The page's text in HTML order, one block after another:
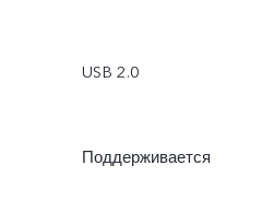
USB 2.0
Поддерживается